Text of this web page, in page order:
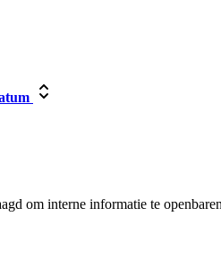
om interne informatie te